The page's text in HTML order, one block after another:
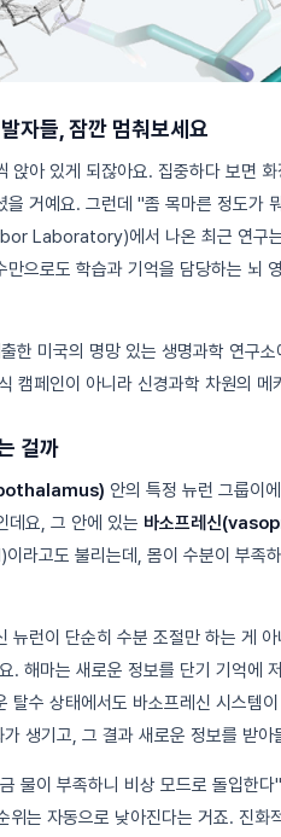
자들, 잠깐 멈춰보세요
앉아 있게 되잖아요. 집중하다 보면
을 거예요. 그런데 "좀 목마른 정도가
Laboratory)에서 나온 최근 연구는
으로도 학습과 기억을 담당하는 뇌
한 미국의 명망 있는 생명과학 연구
캠페인이 아니라 신경과학 차원의 메
걸까
안의 특정 뉴런 그룹이
데요, 그 안에 있는 바소프레신
라고도 불리는데, 몸이 수분이 부족
뉴런이 단순히 수분 조절만 하는 게 아
. 해마는 새로운 정보를 단기 기억에
탈수 상태에서도 바소프레신 시스템
생기고, 그 결과 새로운 정보를 받
물이 부족하니 비상 모드로 돌입한
위는 자동으로 낮아진다는 거죠. 진